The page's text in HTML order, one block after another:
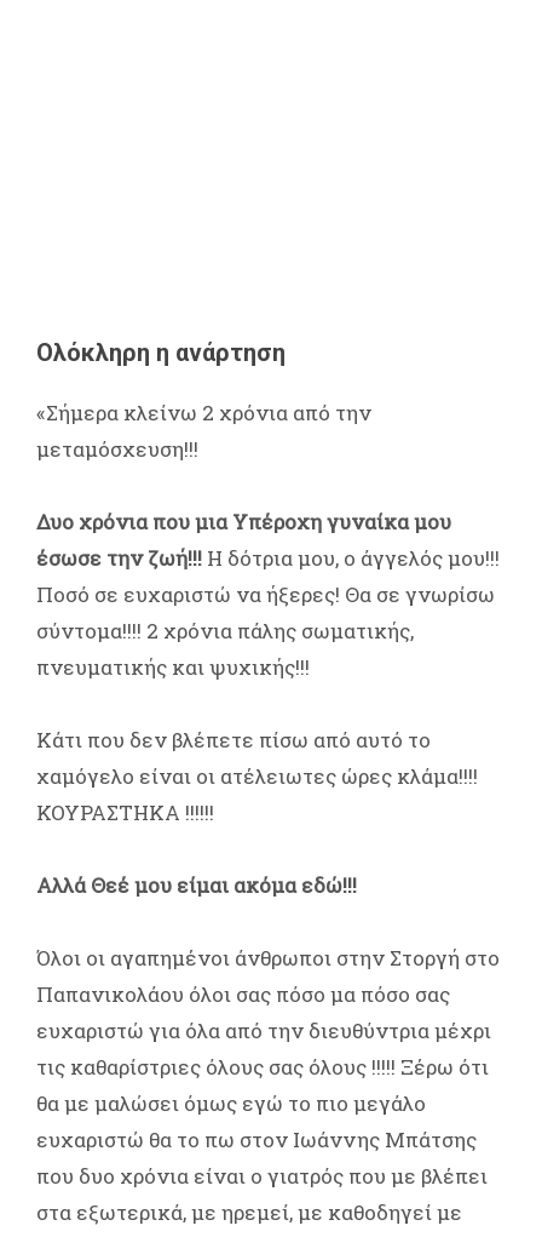
Ολόκληρη η ανάρτηση
«Σήμερα κλείνω 2 χρόνια από την
μεταμόσχευση!!!
Δυο χρόνια που μια Υπέροχη γυναίκα μου
έσωσε την ζωή!!! Η δότρια μου, ο άγγελός μου!!!
Ποσό σε ευχαριστώ να ήξερες! Θα σε γνωρίσω
σύντομα!!!! 2 χρόνια πάλης σωματικής,
πνευματικής και ψυχικής!!!
Κάτι που δεν βλέπετε πίσω από αυτό το
χαμόγελο είναι οι ατέλειωτες ώρες κλάμα!!!!
ΚΟΥΡΑΣΤΗΚΑ !!!!!!
Αλλά Θεέ μου είμαι ακόμα εδώ!!!
Όλοι οι αγαπημένοι άνθρωποι στην Στοργή στο
Παπανικολάου όλοι σας πόσο μα πόσο σας
ευχαριστώ για όλα από την διευθύντρια μέχρι
τις καθαρίστριες όλους σας όλους !!!!! Ξέρω ότι
θα με μαλώσει όμως εγώ το πιο μεγάλο
ευχαριστώ θα το πω στον Ιωάννης Μπάτσης
που δυο χρόνια είναι ο γιατρός που με βλέπει
στα εξωτερικά, με ηρεμεί, με καθοδηγεί με